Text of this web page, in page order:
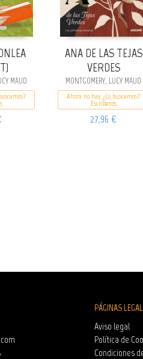
MAUD
ANA DE LAS TEJAS
VERDES
MONTGOMERY, LUCY MAUD
Ahora no hay ¿Lo buscamos?
Escribenos
27,96 €
PÁGINAS
Aviso legal
Política de
Condiciones